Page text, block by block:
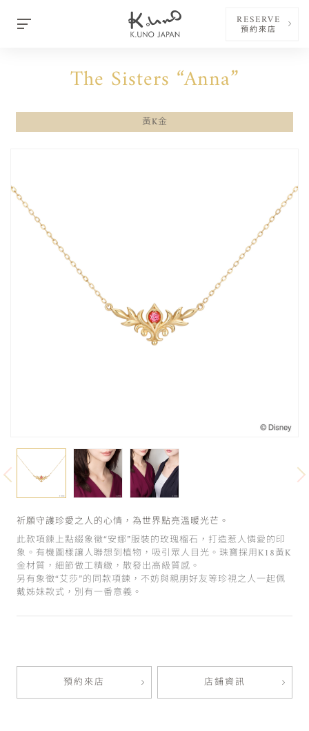
RESERVE
預約來店
The Sisters “Anna”
黃K金
祈願守護珍愛之人的心情，為世界點亮溫暖光芒。
此款項鍊上點綴象徵“安娜”服裝的玫瑰榴石，打造惹人憐愛的印
象。有機圖樣讓人聯想到植物，吸引眾人目光。珠寶採用K18黃K
金材質，細節做工精緻，散發出高級質感。
另有象徵“艾莎”的同款項鍊，不妨與親朋好友等珍視之人一起佩
戴姊妹款式，別有一番意義。
預約來店 店鋪資訊